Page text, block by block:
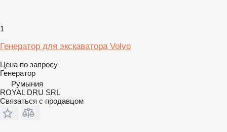
1
Генератор для экскаватора Volvo
Цена по запросу
Генератор
Румыния
ROYAL DRU SRL
Связаться с продавцом